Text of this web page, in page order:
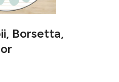
Borsetta,